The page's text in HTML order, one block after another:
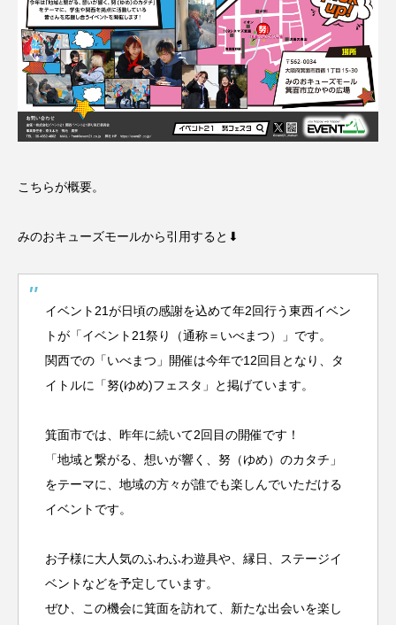
こちらが概要。
みのおキューズモールから引用すると⬇︎
イベント21が日頃の感謝を込めて年2回行う東西イベン
トが「イベント21祭り（通称＝いべまつ）」です。
関西での「いべまつ」開催は今年で12回目となり、タ
イトルに「努(ゆめ)フェスタ」と掲げています。
箕面市では、昨年に続いて2回目の開催です！
「地域と繋がる、想いが響く、努（ゆめ）のカタチ」
をテーマに、地域の方々が誰でも楽しんでいただける
イベントです。
お子様に大人気のふわふわ遊具や、縁日、ステージイ
ベントなどを予定しています。
ぜひ、この機会に箕面を訪れて、新たな出会いを楽し